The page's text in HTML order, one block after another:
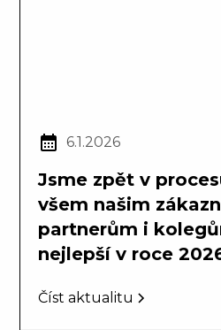
6.1.2026
Jsme zpět v
všem našim
partnerům i
nejlepší v roce
Číst aktualitu